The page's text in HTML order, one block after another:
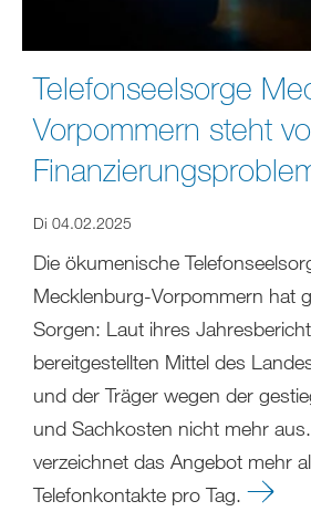
Telefonseelsorge
Vorpommern steht
Di 04.02.2025
Die ökumenische
Mecklenburg-Vorpommern hat
Sorgen: Laut ihres
bereitgestellten Mittel des
und der Träger wegen der
und Sachkosten nicht mehr
verzeichnet das Angebot mehr
Telefonkontakte pro Tag.